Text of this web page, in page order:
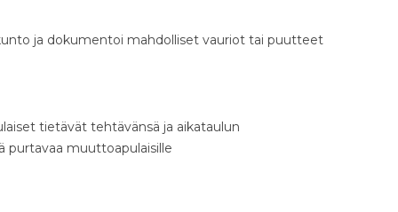
ja dokumentoi mahdolliset vauriot tai puutteet
tietävät tehtävänsä ja aikataulun
purtavaa muuttoapulaisille